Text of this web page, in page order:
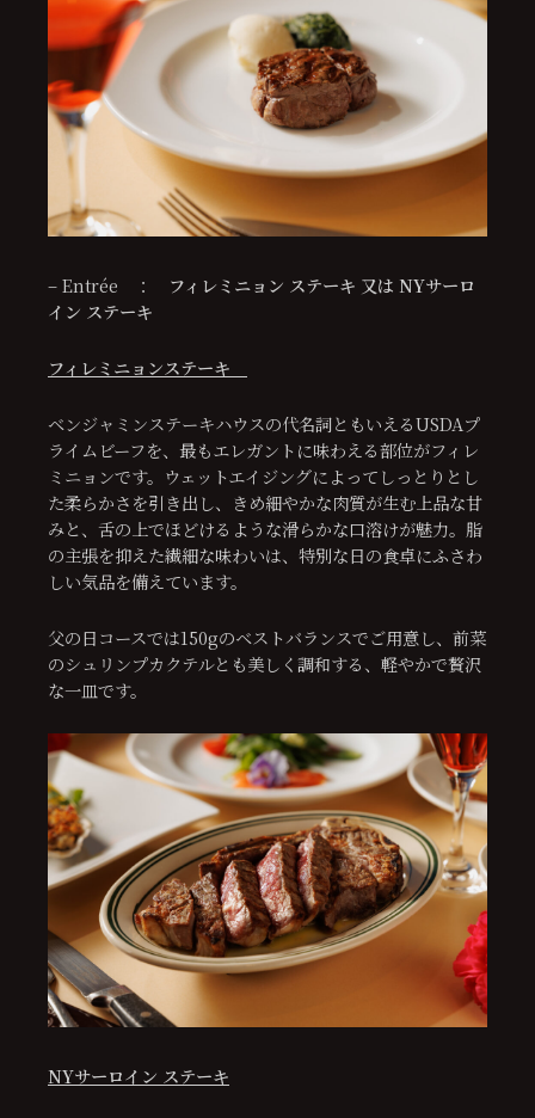
– Entrée ： フィレミニョン ステーキ 又は NYサーロ
イン ステーキ
フィレミニョンステーキ
ベンジャミンステーキハウスの代名詞ともいえるUSDAプ
ライムビーフを、最もエレガントに味わえる部位がフィレ
ミニョンです。ウェットエイジングによってしっとりとし
た柔らかさを引き出し、きめ細やかな肉質が生む上品な甘
みと、舌の上でほどけるような滑らかな口溶けが魅力。脂
の主張を抑えた繊細な味わいは、特別な日の食卓にふさわ
しい気品を備えています。
父の日コースでは150gのベストバランスでご用意し、前菜
のシュリンプカクテルとも美しく調和する、軽やかで贅沢
な一皿です。
NYサーロイン ステーキ